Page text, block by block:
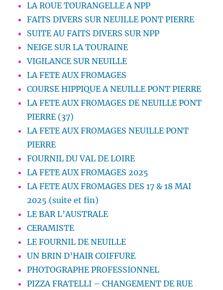
LA ROUE TOURANGELLE A NPP
FAITS DIVERS SUR NEUILLE PONT PIERRE
SUITE AU FAITS DIVERS SUR NPP
NEIGE SUR LA TOURAINE
VIGILANCE SUR NEUILLE
LA FETE AUX FROMAGES
COURSE HIPPIQUE A NEUILLE PONT PIERRE
LA FETE AUX FROMAGES DE NEUILLE PONT
PIERRE (37)
LA FETE AUX FROMAGES NEUILLE PONT
PIERRE
FOURNIL DU VAL DE LOIRE
LA FETE AUX FROMAGES 2025
LA FETE AUX FROMAGES DES 17 & 18 MAI
2025 (suite et fin)
LE BAR L’AUSTRALE
CERAMISTE
LE FOURNIL DE NEUILLE
UN BRIN D’HAIR COIFFURE
PHOTOGRAPHE PROFESSIONNEL
PIZZA FRATELLI – CHANGEMENT DE RUE